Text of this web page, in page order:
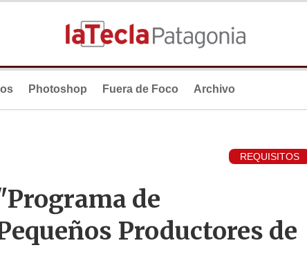
Photoshop Fuera de Foco Archivo
REQUISITOS
de
Productores de